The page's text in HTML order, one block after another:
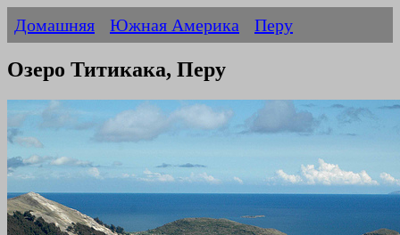
Домашняя Южная Америка Перу
Oзеро Титикака, Перу